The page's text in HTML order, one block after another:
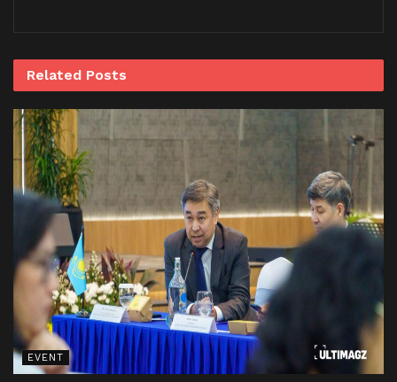
Related Posts
EVENT